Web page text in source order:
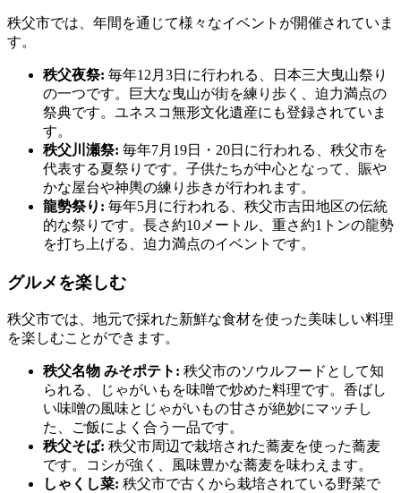
秩父市では、年間を通じて様々なイベントが開催されていま
す。
秩父夜祭: 毎年12月3日に行われる、日本三大曳山祭り
の一つです。巨大な曳山が街を練り歩く、迫力満点の
祭典です。ユネスコ無形文化遺産にも登録されていま
す。
秩父川瀬祭: 毎年7月19日・20日に行われる、秩父市を
代表する夏祭りです。子供たちが中心となって、賑や
かな屋台や神輿の練り歩きが行われます。
龍勢祭り: 毎年5月に行われる、秩父市吉田地区の伝統
的な祭りです。長さ約10メートル、重さ約1トンの龍勢
を打ち上げる、迫力満点のイベントです。
グルメを楽しむ
秩父市では、地元で採れた新鮮な食材を使った美味しい料理
を楽しむことができます。
秩父名物 みそポテト: 秩父市のソウルフードとして知
られる、じゃがいもを味噌で炒めた料理です。香ばし
い味噌の風味とじゃがいもの甘さが絶妙にマッチし
た、ご飯によく合う一品です。
秩父そば: 秩父市周辺で栽培された蕎麦を使った蕎麦
です。コシが強く、風味豊かな蕎麦を味わえます。
しゃくし菜: 秩父市で古くから栽培されている野菜で